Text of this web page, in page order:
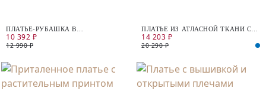
ПЛАТЬЕ-РУБАШКА В
РАЗНОЦВЕТНУЮ ПОЛОСКУ
10 392 ₽
12 990 ₽
ПЛАТЬЕ ИЗ АТЛАСНОЙ ТКАНИ СО
СТРАЗАМИ
14 203 ₽
20 290 ₽